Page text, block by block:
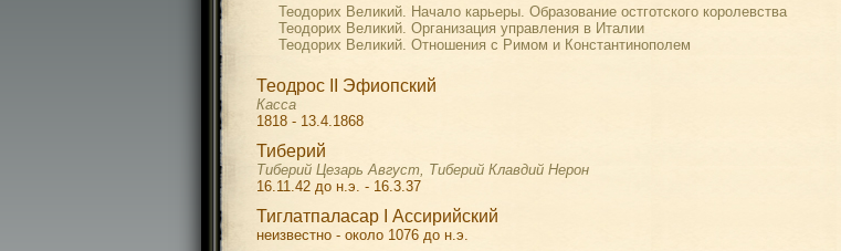
Теодорих Великий. Начало карьеры. Образование остготского королевства
Теодорих Великий. Организация управления в Италии
Теодорих Великий. Отношения с Римом и Константинополем
Теодрос II Эфиопский
Касса
1818 - 13.4.1868
Тиберий
Тиберий Цезарь Август, Тиберий Клавдий Нерон
16.11.42 до н.э. - 16.3.37
Тиглатпаласар I Ассирийский
неизвестно - около 1076 до н.э.